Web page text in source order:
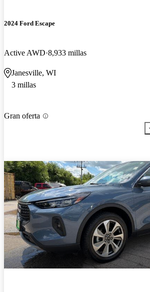
2024 Ford Escape
Active AWD 8,933 millas
Janesville, WI
3 millas
Gran oferta